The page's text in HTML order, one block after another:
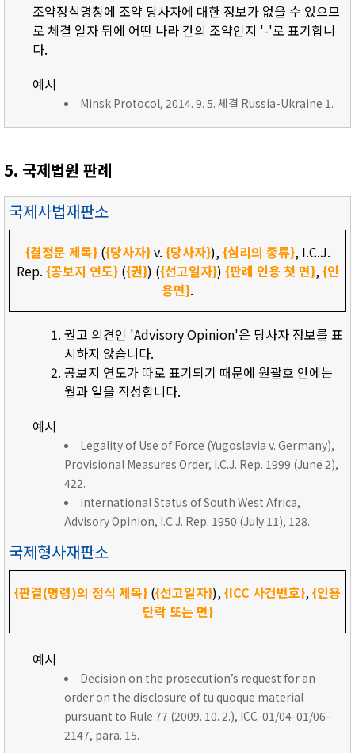
조약정식명칭에 조약 당사자에 대한 정보가 없을 수 있으므
로 체결 일자 뒤에 어떤 나라 간의 조약인지 '-'로 표기합니
다.
예시
Minsk Protocol, 2014. 9. 5. 체결 Russia-Ukraine 1.
5. 국제법원 판례
국제사법재판소
{결정문 제목}({당사자}v. {당사자}),{심리의 종류}, I.C.J.
Rep. {공보지 연도}({권}) ({선고일자}) {판례 인용 첫 면},{인
용면}.
권고 의견인 'Advisory Opinion'은 당사자 정보를 표
시하지 않습니다.
공보지 연도가 따로 표기되기 때문에 원괄호 안에는
월과 일을 작성합니다.
예시
Legality of Use of Force (Yugoslavia v. Germany),
Provisional Measures Order, I.C.J. Rep. 1999 (June 2),
422.
international Status of South West Africa,
Advisory Opinion, I.C.J. Rep. 1950 (July 11), 128.
국제형사재판소
{판결(명령)의 정식 제목} ({선고일자}),{ICC 사건번호},{인용
단락 또는 면}
예시
Decision on the prosecution’s request for an
order on the disclosure of tu quoque material
pursuant to Rule 77 (2009. 10. 2.), ICC-01/04-01/06-
2147, para. 15.